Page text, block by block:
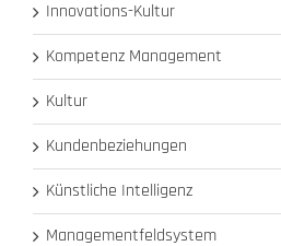
Innovations-Kultur
Kompetenz Management
Kultur
Kundenbeziehungen
Künstliche Intelligenz
Managementfeldsystem